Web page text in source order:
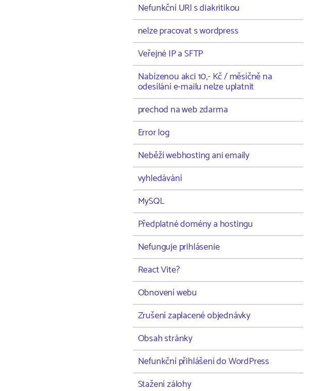
Nefunkční URl s diakritikou
nelze pracovat s wordpress
Veřejné IP a SFTP
Nabízenou akci 10,- Kč / měsíčně na
odesílání e-mailu nelze uplatnit
prechod na web zdarma
Error log
Neběží webhosting ani emaily
vyhledávání
MySQL
Předplatné domény a hostingu
Nefunguje prihlásenie
React Vite?
Obnovení webu
Zrušení zaplacené objednávky
Obsah stránky
Nefunkční přihlášení do WordPress
Stažení zálohy